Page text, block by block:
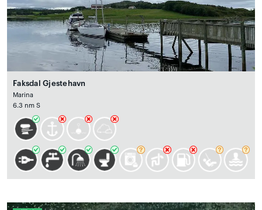
Faksdal Gjestehavn
Marina
6.3 nm S